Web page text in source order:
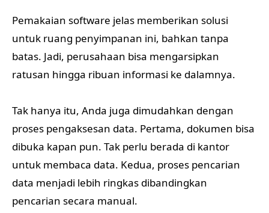
Pemakaian software jelas memberikan solusi
untuk ruang penyimpanan ini, bahkan tanpa
batas. Jadi, perusahaan bisa mengarsipkan
ratusan hingga ribuan informasi ke dalamnya.
Tak hanya itu, Anda juga dimudahkan dengan
proses pengaksesan data. Pertama, dokumen bisa
dibuka kapan pun. Tak perlu berada di kantor
untuk membaca data. Kedua, proses pencarian
data menjadi lebih ringkas dibandingkan
pencarian secara manual.